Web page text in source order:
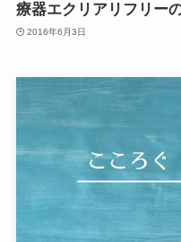
療器エクリアリフリー
2016年6月3日